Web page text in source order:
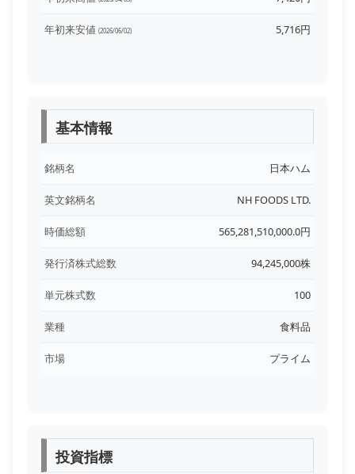
年初来安値 (2026/06/02) 5,716円
基本情報
銘柄名 日本ハム
英文銘柄名 NH FOODS LTD.
時価総額 565,281,510,000.0円
発行済株式総数 94,245,000株
単元株式数 100
業種 食料品
市場 プライム
投資指標